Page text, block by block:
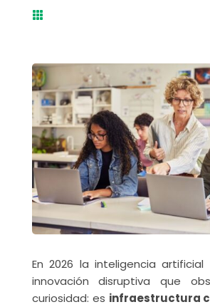

En 2026 la inteligencia
innovación disruptiva que
curiosidad: es infraestructura